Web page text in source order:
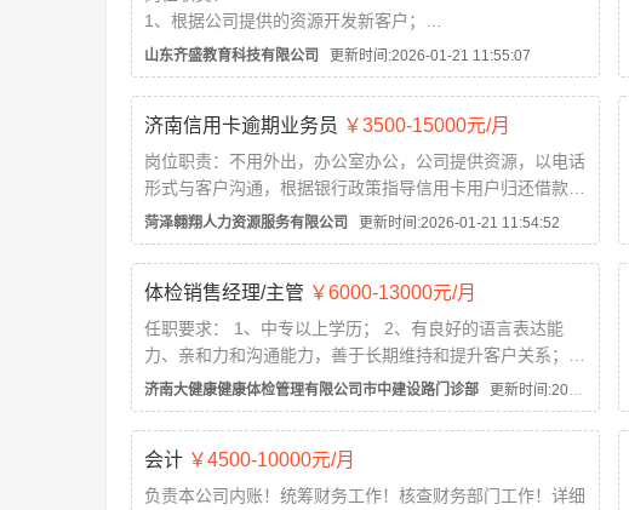
1、根据公司提供的资源开发新客户；
2、通过电话与客户进行有效沟通了解客户需求, 寻找销售
机会并完成销售业绩；
3、维护老客户的业务，挖掘客户的潜力；
4、定期与合作客户进行沟通，建立良好的长期合作关系。
5、无...
山东齐盛教育科技有限公司 更新时间:2026-01-21 11:55:07
济南信用卡逾期业务员 ￥3500-15000元/月
岗位职责：不用外出，办公室办公，公司提供资源，以电话
形式与客户沟通，根据银行政策指导信用卡用户归还借款。
任职要求：20岁-35岁之间，口齿清晰，普通话流利
工作时间：8:30:-12:00 13:30-18:00 午休1.5小时
福利：享有带薪国家法定...
菏泽翱翔人力资源服务有限公司 更新时间:2026-01-21 11:54:52
体检销售经理/主管 ￥6000-13000元/月
任职要求： 1、中专以上学历； 2、有良好的语言表达能
力、亲和力和沟通能力，善于长期维持和提升客户关系；
3、有相关社会背景及工作经验者优先； 4、有医学背景者
优先...
济南大健康健康体检管理有限公司市中建设路门诊部 更新时间:2026-01-21 11:54:37
会计 ￥4500-10000元/月
负责本公司内账！统筹财务工作！核查财务部门工作！详细